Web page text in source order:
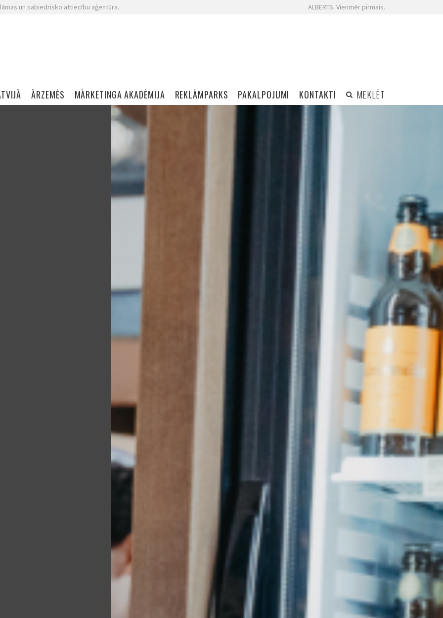
un sabiedrisko attiecību aģentūra. ALBERTS. Vienmēr pirmais.
ĀRZEMĒS MĀRKETINGA AKADĒMIJA REKLĀMPARKS PAKALPOJUMI KONTAKTI MEKLĒT